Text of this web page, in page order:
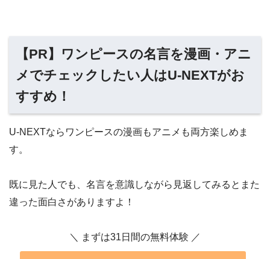
【PR】ワンピースの名言を漫画・アニ
メでチェックしたい人はU-NEXTがお
すすめ！
U-NEXTならワンピースの漫画もアニメも両方楽しめま
す。
既に見た人でも、名言を意識しながら見返してみるとまた
違った面白さがありますよ！
＼ まずは31日間の無料体験 ／